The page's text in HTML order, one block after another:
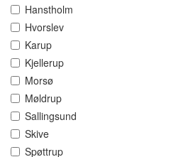
Hanstholm
Hvorslev
Karup
Kjellerup
Morsø
Møldrup
Sallingsund
Skive
Spøttrup